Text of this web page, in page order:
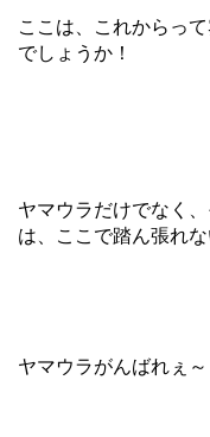
ここは、これからっ
でしょうか！
ヤマウラだけでなく
は、ここで踏ん張れ
ヤマウラがんばれぇ～